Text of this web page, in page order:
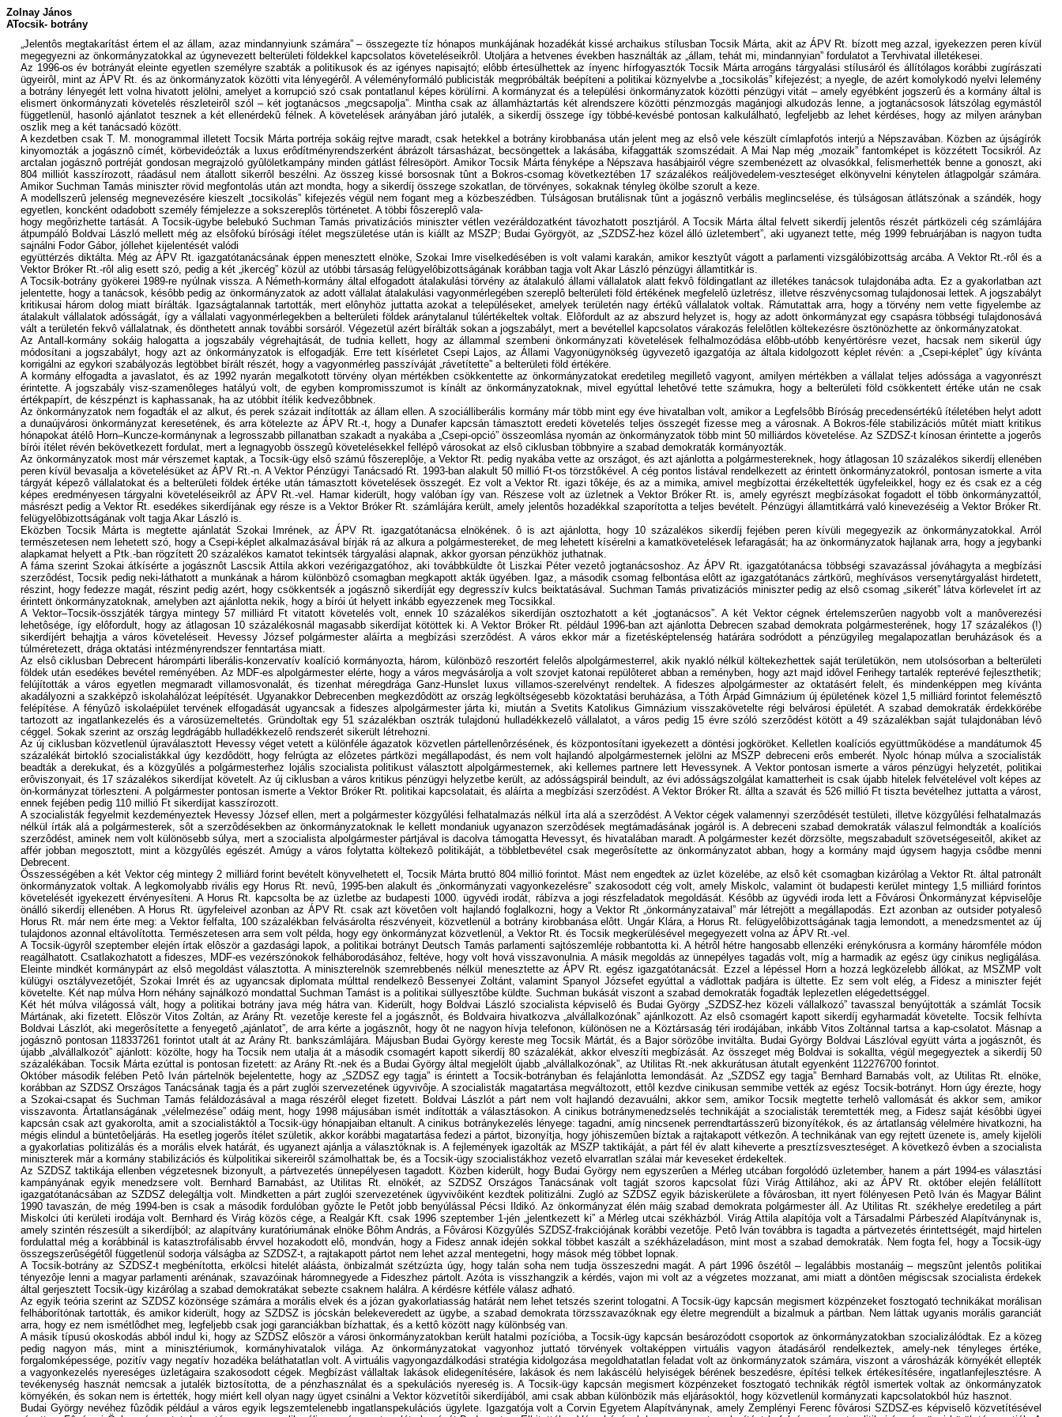
Zolnay János
ATocsik- botrány
„Jelentôs megtakarítást értem el az állam, azaz mindannyiunk számára” – összegezte tíz hónapos munkájának hozadékát kissé archaikus stílusban Tocsik Márta, akit az ÁPV Rt. bízott meg azzal, igyekezzen peren kívül
megegyezni az önkormányzatokkal az úgynevezett belterületi földekkel kapcsolatos követeléseikrôl. Utoljára a hetvenes években használták az „állam, tehát mi, mindannyian” fordulatot a Tervhivatal illetékesei.
Az 1996-os év botrányát eleinte egyetlen személyre szabták a politikusok és az igényes napisajtó; elôbb értesülhettek az ínyenc hírfogyasztók Tocsik Márta arrogáns tárgyalási stílusáról és állítólagos korábbi zugírászati
ügyeirôl, mint az ÁPV Rt. és az önkormányzatok közötti vita lényegérôl. A véleményformáló publicisták megpróbálták beépíteni a politikai köznyelvbe a „tocsikolás” kifejezést; a nyegle, de azért komolykodó nyelvi lelemény
a botrány lényegét lett volna hivatott jelölni, amelyet a korrupció szó csak pontatlanul képes körülírni. A kormányzat és a települési önkormányzatok közötti pénzügyi vitát – amely egyébként jogszerû és a kormány által is
elismert önkormányzati követelés részleteirôl szól – két jogtanácsos „megcsapolja”. Mintha csak az államháztartás két alrendszere közötti pénzmozgás magánjogi alkudozás lenne, a jogtanácsosok látszólag egymástól
függetlenül, hasonló ajánlatot tesznek a két ellenérdekû félnek. A követelések arányában járó jutalék, a sikerdíj összege így többé-kevésbé pontosan kalkulálható, legfeljebb az lehet kérdéses, hogy az milyen arányban
oszlik meg a két tanácsadó között.
A kezdetben csak T. M. monogrammal illetett Tocsik Márta portréja sokáig rejtve maradt, csak hetekkel a botrány kirobbanása után jelent meg az elsô vele készült címlapfotós interjú a Népszavában. Közben az újságírók
kinyomozták a jogásznô címét, körbevideózták a luxus erôdítményrendszerként ábrázolt társasházat, becsöngettek a lakásába, kifaggatták szomszédait. A Mai Nap még „mozaik” fantomképet is közzétett Tocsikról. Az
arctalan jogásznô portréját gondosan megrajzoló gyûlöletkampány minden gátlást félresöpört. Amikor Tocsik Márta fényképe a Népszava hasábjairól végre szembenézett az olvasókkal, felismerhették benne a gonoszt, aki
804 milliót kasszírozott, ráadásul nem átallott sikerrôl beszélni. Az összeg kissé borsosnak tûnt a Bokros-csomag következtében 17 százalékos reáljövedelem-veszteséget elkönyvelni kénytelen átlagpolgár számára.
Amikor Suchman Tamás miniszter rövid megfontolás után azt mondta, hogy a sikerdíj összege szokatlan, de törvényes, sokaknak tényleg ökölbe szorult a keze.
A modellszerû jelenség megnevezésére kieszelt „tocsikolás” kifejezés végül nem fogant meg a közbeszédben. Túlságosan brutálisnak tûnt a jogásznô verbális meglincselése, és túlságosan átlátszónak a szándék, hogy
egyetlen, koncként odadobott személy fémjelezze a sokszereplôs történetet. A többi fôszereplô vala-
hogy megôrizhette tartását. A Tocsik-ügybe belebukó Suchman Tamás privatizációs miniszter vétlen vezéráldozatként távozhatott posztjáról. A Tocsik Márta által felvett sikerdíj jelentôs részét pártközeli cég számlájára
átpumpáló Boldvai László mellett még az elsôfokú bírósági ítélet megszületése után is kiállt az MSZP; Budai Györgyöt, az „SZDSZ-hez közel álló üzletembert”, aki ugyanezt tette, még 1999 februárjában is nagyon tudta
sajnálni Fodor Gábor, jóllehet kijelentését valódi
együttérzés diktálta. Még az ÁPV Rt. igazgatótanácsának éppen menesztett elnöke, Szokai Imre viselkedésében is volt valami karakán, amikor kesztyût vágott a parlamenti vizsgálóbizottság arcába. A Vektor Rt.-rôl és a
Vektor Bróker Rt.-rôl alig esett szó, pedig a két „ikercég” közül az utóbbi társaság felügyelôbizottságának korábban tagja volt Akar László pénzügyi államtitkár is.
A Tocsik-botrány gyökerei 1989-re nyúlnak vissza. A Németh-kormány által elfogadott átalakulási törvény az átalakuló állami vállalatok alatt fekvô földingatlant az illetékes tanácsok tulajdonába adta. Ez a gyakorlatban azt
jelentette, hogy a tanácsok, késôbb pedig az önkormányzatok az adott vállalat átalakulási vagyonmérlegében szereplô belterületi föld értékének megfelelô üzletrész, illetve részvénycsomag tulajdonosai lettek. A jogszabályt
kritikusai három dolog miatt bírálták. Igazságtalannak tartották, mert elônyhöz juttatta azokat a településeket, amelyek területén nagy értékû vállalatok voltak. Rámutattak arra, hogy a törvény nem vette figyelembe az
átalakult vállalatok adósságát, így a vállalati vagyonmérlegekben a belterületi földek aránytalanul túlértékeltek voltak. Elôfordult az az abszurd helyzet is, hogy az adott önkormányzat egy csapásra többségi tulajdonosává
vált a területén fekvô vállalatnak, és dönthetett annak további sorsáról. Végezetül azért bírálták sokan a jogszabályt, mert a bevétellel kapcsolatos várakozás felelôtlen költekezésre ösztönözhette az önkormányzatokat.
Az Antall-kormány sokáig halogatta a jogszabály végrehajtását, de tudnia kellett, hogy az állammal szembeni önkormányzati követelések felhalmozódása elôbb-utóbb kenyértörésre vezet, hacsak nem sikerül úgy
módosítani a jogszabályt, hogy azt az önkormányzatok is elfogadják. Erre tett kísérletet Csepi Lajos, az Állami Vagyonügynökség ügyvezetô igazgatója az általa kidolgozott képlet révén: a „Csepi-képlet” úgy kívánta
korrigálni az egykori szabályozás legtöbbet bírált részét, hogy a vagyonmérleg passzíváját „rávetítette” a belterületi föld értékére.
A kormány elfogadta a javaslatot, és az 1992 nyarán megalkotott törvény olyan mértékben csökkentette az önkormányzatokat eredetileg megilletô vagyont, amilyen mértékben a vállalat teljes adóssága a vagyonrészt
érintette. A jogszabály visz-szamenôleges hatályú volt, de egyben kompromisszumot is kínált az önkormányzatoknak, mivel egyúttal lehetôvé tette számukra, hogy a belterületi föld csökkentett értéke után ne csak
értékpapírt, de készpénzt is kaphassanak, ha az utóbbit ítélik kedvezôbbnek.
Az önkormányzatok nem fogadták el az alkut, és perek százait indították az állam ellen. A szociálliberális kormány már több mint egy éve hivatalban volt, amikor a Legfelsôbb Bíróság precedensértékû ítéletében helyt adott
a dunaújvárosi önkormányzat keresetének, és arra kötelezte az ÁPV Rt.-t, hogy a Dunafer kapcsán támasztott eredeti követelés teljes összegét fizesse meg a városnak. A Bokros-féle stabilizációs mûtét miatt kritikus
hónapokat átélô Horn–Kuncze-kormánynak a legrosszabb pillanatban szakadt a nyakába a „Csepi-opció” összeomlása nyomán az önkormányzatok több mint 50 milliárdos követelése. Az SZDSZ-t kínosan érintette a jogerôs
bírói ítélet révén bekövetkezett fordulat, mert a legnagyobb összegû követelésekkel fellépô városokat az elsô ciklusban többnyire a szabad demokraták kormányozták.
Az önkormányzatok most már vérszemet kaptak, a Tocsik-ügy elsô számú fôszereplôje, a Vektor Rt. pedig nyakába vette az országot, és azt ajánlotta a polgármestereknek, hogy átlagosan 10 százalékos sikerdíj ellenében
peren kívül bevasalja a követelésüket az ÁPV Rt.-n. A Vektor Pénzügyi Tanácsadó Rt. 1993-ban alakult 50 millió Ft-os törzstôkével. A cég pontos listával rendelkezett az érintett önkormányzatokról, pontosan ismerte a vita
tárgyát képezô vállalatokat és a belterületi földek értéke után támasztott követelések összegét. Ez volt a Vektor Rt. igazi tôkéje, és az a mimika, amivel megbízottai érzékeltették ügyfeleikkel, hogy ez és csak ez a cég
képes eredményesen tárgyalni követeléseikrôl az ÁPV Rt.-vel. Hamar kiderült, hogy valóban így van. Részese volt az üzletnek a Vektor Bróker Rt. is, amely egyrészt megbízásokat fogadott el több önkormányzattól,
másrészt pedig a Vektor Rt. esedékes sikerdíjának egy része is a Vektor Bróker Rt. számlájára került, amely jelentôs hozadékkal szaporította a teljes bevételt. Pénzügyi államtitkárrá való kinevezéséig a Vektor Bróker Rt.
felügyelôbizottságának volt tagja Akar László is.
Eközben Tocsik Márta is megtette ajánlatát Szokai Imrének, az ÁPV Rt. igazgatótanácsa elnökének. ô is azt ajánlotta, hogy 10 százalékos sikerdíj fejében peren kívüli megegyezik az önkormányzatokkal. Arról
természetesen nem lehetett szó, hogy a Csepi-képlet alkalmazásával bírják rá az alkura a polgármestereket, de meg lehetett kísérelni a kamatkövetelések lefaragását; ha az önkormányzatok hajlanak arra, hogy a jegybanki
alapkamat helyett a Ptk.-ban rögzített 20 százalékos kamatot tekintsék tárgyalási alapnak, akkor gyorsan pénzükhöz juthatnak.
A fáma szerint Szokai átkísérte a jogásznôt Lascsik Attila akkori vezérigazgatóhoz, aki továbbküldte ôt Liszkai Péter vezetô jogtanácsoshoz. Az ÁPV Rt. igazgatótanácsa többségi szavazással jóváhagyta a megbízási
szerzôdést, Tocsik pedig neki-láthatott a munkának a három különbözô csomagban megkapott akták ügyében. Igaz, a második csomag felbontása elôtt az igazgatótanács zártkörû, meghívásos versenytárgyalást hirdetett,
részint, hogy fedezze magát, részint pedig azért, hogy csökkentsék a jogásznô sikerdíját egy degresszív kulcs beiktatásával. Suchman Tamás privatizációs miniszter pedig az elsô csomag „sikerét” látva körlevelet írt az
érintett önkormányzatoknak, amelyben azt ajánlotta nekik, hogy a bírói út helyett inkább egyezzenek meg Tocsikkal.
A Vektor–Tocsik-összjáték tárgya mintegy 57 milliárd Ft vitatott követelés volt, ennek 10 százalékos sikerdíján osztozhatott a két „jogtanácsos”. A két Vektor cégnek értelemszerûen nagyobb volt a manôverezési
lehetôsége, így elôfordult, hogy az átlagosan 10 százalékosnál magasabb sikerdíjat kötöttek ki. A Vektor Bróker Rt. például 1996-ban azt ajánlotta Debrecen szabad demokrata polgármesterének, hogy 17 százalékos (!)
sikerdíjért behajtja a város követeléseit. Hevessy József polgármester aláírta a megbízási szerzôdést. A város ekkor már a fizetésképtelenség határára sodródott a pénzügyileg megalapozatlan beruházások és a
túlméretezett, drága oktatási intézményrendszer fenntartása miatt.
Az elsô ciklusban Debrecent hárompárti liberális-konzervatív koalíció kormányozta, három, különbözô reszortért felelôs alpolgármesterrel, akik nyakló nélkül költekezhettek saját területükön, nem utolsósorban a belterületi
földek után esedékes bevétel reményében. Az MDF-es alpolgármester elérte, hogy a város megvásárolja a volt szovjet katonai repülôteret abban a reményben, hogy azt majd idôvel Ferihegy tartalék repterévé fejleszthetik;
felújították a város egyetlen megmaradt villamosvonalát, és tizenhat méregdrága Ganz-Hunslet luxus villamos-szerelvényt rendeltek. A fideszes alpolgármester az oktatásért felelt, és mindenképpen meg kívánta
akadályozni a szakképzô iskolahálózat leépítését. Ugyanakkor Debrecenben megkezdôdött az ország legköltségesebb közoktatási beruházása, a Tóth Árpád Gimnázium új épületének közel 1,5 milliárd forintot felemésztô
felépítése. A fényûzô iskolaépület tervének elfogadását ugyancsak a fideszes alpolgármester járta ki, miután a Svetits Katolikus Gimnázium visszakövetelte régi belvárosi épületét. A szabad demokraták érdekkörébe
tartozott az ingatlankezelés és a városüzemeltetés. Gründoltak egy 51 százalékban osztrák tulajdonú hulladékkezelô vállalatot, a város pedig 15 évre szóló szerzôdést kötött a 49 százalékban saját tulajdonában lévô
céggel. Sokak szerint az ország legdrágább hulladékkezelô rendszerét sikerült létrehozni.
Az új ciklusban közvetlenül újraválasztott Hevessy véget vetett a különféle ágazatok közvetlen pártellenôrzésének, és központosítani igyekezett a döntési jogköröket. Kelletlen koalíciós együttmûködése a mandátumok 45
százalékát birtokló szocialistákkal úgy kezdôdött, hogy felrúgta az elôzetes pártközi megállapodást, és nem volt hajlandó alpolgármesternek jelölni az MSZP debreceni erôs emberét. Nyolc hónap múlva a szocialisták
beadták a derekukat, és a közgyûlés a polgármesterhez lojális szocialista politikust választott alpolgármesternek, aki kellemes partnere lett Hevessynek. A Vektor pontosan ismerte a város pénzügyi helyzetét, politikai
erôviszonyait, és 17 százalékos sikerdíjat követelt. Az új ciklusban a város kritikus pénzügyi helyzetbe került, az adósságspirál beindult, az évi adósságszolgálat kamatterheit is csak újabb hitelek felvételével volt képes az
ön-kormányzat törleszteni. A polgármester pontosan ismerte a Vektor Bróker Rt. politikai kapcsolatait, és aláírta a megbízási szerzôdést. A Vektor Bróker Rt. állta a szavát és 526 millió Ft tiszta bevételhez juttatta a várost,
ennek fejében pedig 110 millió Ft sikerdíjat kasszírozott.
A szocialisták fegyelmit kezdeményeztek Hevessy József ellen, mert a polgármester közgyûlési felhatalmazás nélkül írta alá a szerzôdést. A Vektor cégek valamennyi szerzôdését testületi, illetve közgyûlési felhatalmazás
nélkül írták alá a polgármesterek, sôt a szerzôdésekben az önkormányzatoknak le kellett mondaniuk ugyanazon szerzôdések megtámadásának jogáról is. A debreceni szabad demokraták válaszul felmondták a koalíciós
szerzôdést, aminek nem volt különösebb súlya, mert a szocialista alpolgármester pártjával is dacolva támogatta Hevessyt, és hivatalában maradt. A polgármester kezét dörzsölte, megszabadult szövetségeseitôl, akiket az
affér jobban megosztott, mint a közgyûlés egészét. Amúgy a város folytatta költekezô politikáját, a többletbevétel csak megerôsítette az önkormányzatot abban, hogy a kormány majd úgysem hagyja csôdbe menni
Debrecent.
Összességében a két Vektor cég mintegy 2 milliárd forint bevételt könyvelhetett el, Tocsik Márta bruttó 804 millió forintot. Mást nem engedtek az üzlet közelébe, az elsô két csomagban kizárólag a Vektor Rt. által patronált
önkormányzatok voltak. A legkomolyabb rivális egy Horus Rt. nevû, 1995-ben alakult és „önkormányzati vagyonkezelésre” szakosodott cég volt, amely Miskolc, valamint öt budapesti kerület mintegy 1,5 milliárd forintos
követelését igyekezett érvényesíteni. A Horus Rt. kapcsolta be az üzletbe az budapesti 1000. ügyvédi irodát, rábízva a jogi részfeladatok megoldását. Késôbb az ügyvédi iroda lett a Fôvárosi Önkormányzat képviselôje
önálló sikerdíj ellenében. A Horus Rt. ügyfeleivel azonban az ÁPV Rt. csak azt követôen volt hajlandó foglalkozni, hogy a Vektor Rt „önkormányzataival” már létrejött a megállapodás. Ezt azonban az outsider potyalesô
Horus Rt. már nem érte meg: a Vektor felfalta, 100 százalékban felvásárolta részvényeit, közvetlenül a botrány kirobbanása elôtt. Ungár Klára, a Horus Rt. felügyelôbizottságának tagja lemondott, a menedzsmentet az új
tulajdonos azonnal eltávolította. Természetesen arra sem volt példa, hogy egy önkormányzat közvetlenül, a Vektor Rt. és Tocsik megkerülésével megegyezett volna az ÁPV Rt.-vel.
A Tocsik-ügyrôl szeptember elején írtak elôször a gazdasági lapok, a politikai botrányt Deutsch Tamás parlamenti sajtószemléje robbantotta ki. A hétrôl hétre hangosabb ellenzéki erénykórusra a kormány háromféle módon
reagálhatott. Csatlakozhatott a fideszes, MDF-es vezérszónokok felháborodásához, feltéve, hogy volt hová visszavonulnia. A másik megoldás az ünnepélyes tagadás volt, míg a harmadik az egész ügy cinikus negligálása.
Eleinte mindkét kormánypárt az elsô megoldást választotta. A miniszterelnök szemrebbenés nélkül menesztette az ÁPV Rt. egész igazgatótanácsát. Ezzel a lépéssel Horn a hozzá legközelebb állókat, az MSZMP volt
külügyi osztályvezetôjét, Szokai Imrét és az ugyancsak diplomata múlttal rendelkezô Bessenyei Zoltánt, valamint Spanyol Józsefet egyúttal a vádlottak padjára is ültette. Ez sem volt elég, a Fidesz a miniszter fejét
követelte. Két nap múlva Horn néhány sajnálkozó mondattal Suchman Tamást is a politikai süllyesztôbe küldte. Suchman bukását viszont a szabad demokraták fogadták leplezetlen elégedettséggel.
Két hét múlva világossá vált, hogy a politikai botrány java még hátra van. Kiderült, hogy Boldvai László szocialista képviselô és Budai György „SZDSZ-hez közeli vállalkozó” tavasszal benyújtották a számlát Tocsik
Mártának, aki fizetett. Elôször Vitos Zoltán, az Arány Rt. vezetôje kereste fel a jogásznôt, és Boldvaira hivatkozva „alvállalkozónak” ajánlkozott. Az elsô csomagért kapott sikerdíj egyharmadát követelte. Tocsik felhívta
Boldvai Lászlót, aki megerôsítette a fenyegetô „ajánlatot”, de arra kérte a jogásznôt, hogy ôt ne nagyon hívja telefonon, különösen ne a Köztársaság téri irodájában, inkább Vitos Zoltánnal tartsa a kap-csolatot. Másnap a
jogásznô pontosan 118337261 forintot utalt át az Arány Rt. bankszámlájára. Májusban Budai György kereste meg Tocsik Mártát, és a Bajor sörözôbe invitálta. Budai György Boldvai Lászlóval együtt várta a jogásznôt, és
újabb „alvállalkozót” ajánlott: közölte, hogy ha Tocsik nem utalja át a második csomagért kapott sikerdíj 80 százalékát, akkor elveszíti megbízását. Az összeget még Boldvai is sokallta, végül megegyeztek a sikerdíj 50
százalékában. Tocsik Márta ezúttal is pontosan fizetett: az Arány Rt.-nek és a Budai György által megjelölt újabb „alvállalkozónak”, az Utilitas Rt.-nek akkurátusan átutalt egyenként 112276700 forintot.
Október második felében Petô Iván pártelnök bejelentette, hogy az „SZDSZ egy tagja” is érintett a Tocsik-botrányban és felajánlotta lemondását. Az „SZDSZ egy tagja” Bernhard Barnabás volt, az Utilitas Rt. elnöke,
korábban az SZDSZ Országos Tanácsának tagja és a párt zuglói szervezetének ügyvivôje. A szocialisták magatartása megváltozott, ettôl kezdve cinikusan semmibe vették az egész Tocsik-botrányt. Horn úgy érezte, hogy
a Szokai-csapat és Suchman Tamás feláldozásával a maga részérôl eleget fizetett. Boldvai Lászlót a párt nem volt hajlandó dezavuálni, akkor sem, amikor Tocsik megtette terhelô vallomását és akkor sem, amikor
visszavonta. Ártatlanságának „vélelmezése” odáig ment, hogy 1998 májusában ismét indították a választásokon. A cinikus botránymenedzselés technikáját a szocialisták teremtették meg, a Fidesz saját késôbbi ügyei
kapcsán csak azt gyakorolta, amit a szocialistáktól a Tocsik-ügy hónapjaiban eltanult. A cinikus botránykezelés lényege: tagadni, amíg nincsenek perrendtartásszerû bizonyítékok, és az ártatlanság vélelmére hivatkozni, ha
mégis elindul a büntetôeljárás. Ha esetleg jogerôs ítélet születik, akkor korábbi magatartása fedezi a pártot, bizonyítja, hogy jóhiszemûen bíztak a rajtakapott vétkezôn. A technikának van egy rejtett üzenete is, amely kijelöli
a gyakorlatias politizálás és a morális elvek határát, és ugyanezt ajánlja a választóknak is. A fejlemények igazolták az MSZP taktikáját, a párt fél év alatt kiheverte a presztízsveszteséget. A következô évben a szocialista
miniszterek már a kormány stabilizációs és külpolitikai sikereirôl számolhattak be, és a Tocsik-ügy szocialistákhoz vezetô elvarratlan szálai már keveseket érdekeltek.
Az SZDSZ taktikája ellenben végzetesnek bizonyult, a pártvezetés ünnepélyesen tagadott. Közben kiderült, hogy Budai György nem egyszerûen a Mérleg utcában forgolódó üzletember, hanem a párt 1994-es választási
kampányának egyik menedzsere volt. Bernhard Barnabást, az Utilitas Rt. elnökét, az SZDSZ Országos Tanácsának volt tagját szoros kapcsolat fûzi Virág Attilához, aki az ÁPV Rt. október elején felállított
igazgatótanácsában az SZDSZ delegáltja volt. Mindketten a párt zuglói szervezetének ügyvivôiként kezdtek politizálni. Zugló az SZDSZ egyik báziskerülete a fôvárosban, itt nyert fölényesen Petô Iván és Magyar Bálint
1990 tavaszán, de még 1994-ben is csak a második fordulóban gyôzte le Petôt jobb benyúlással Pécsi Ildikó. Az önkormányzat élén máig szabad demokrata polgármester áll. Az Utilitas Rt. székhelye eredetileg a párt
Miskolci úti kerületi irodája volt. Bernhard és Virág közös cége, a Realgár Kft. csak 1996 szeptember 1-jén „jelentkezett ki” a Mérleg utcai székházból. Virág Attila alapítója volt a Társadalmi Párbeszéd Alapítványnak is,
amely szintén részesült a sikerdíjból; az alapítvány kuratóriumának elnöke Bôhm András, a Fôvárosi Közgyûlés SZDSZ-frakciójának korábbi vezetôje. Petô Iván továbbra is tagadta a pártvezetés érintettségét, majd hirtelen
fordulattal még a korábbinál is katasztrofálisabb érvvel hozakodott elô, mondván, hogy a Fidesz annak idején sokkal többet kaszált a székházeladáson, mint most a szabad demokraták. Nem fogta fel, hogy a Tocsik-ügy
összegszerûségétôl függetlenül sodorja válságba az SZDSZ-t, a rajtakapott pártot nem lehet azzal mentegetni, hogy mások még többet lopnak.
A Tocsik-botrány az SZDSZ-t megbénította, erkölcsi hitelét aláásta, önbizalmát szétzúzta úgy, hogy talán soha nem tudja összeszedni magát. A párt 1996 ôszétôl – legalábbis mostanáig – megszûnt jelentôs politikai
tényezôje lenni a magyar parlamenti arénának, szavazóinak háromnegyede a Fideszhez pártolt. Azóta is visszhangzik a kérdés, vajon mi volt az a végzetes mozzanat, ami miatt a döntôen mégiscsak szocialista érdekek
által gerjesztett Tocsik-ügy kizárólag a szabad demokratákat sebezte csaknem halálra. A kérdésre kétféle válasz adható.
Az egyik teória szerint az SZDSZ közönsége számára a morális elvek és a józan gyakorlatiasság határát nem lehet tetszés szerint tologatni. A Tocsik-ügy kapcsán megismert közpénzeket fosztogató technikákat morálisan
felháborítónak tartották, és amikor kiderült, hogy az SZDSZ is jócskán belekeveredett az ügybe, a szabad demokrata törzsszavazóknak egy életre megrendült a bizalmuk a pártban. Nem láttak ugyanis morális garanciát
arra, hogy ez nem ismétlôdhet meg, legfeljebb csak jogi garanciákban bízhattak, és a kettô között nagy különbség van.
A másik típusú okoskodás abból indul ki, hogy az SZDSZ elôször a városi önkormányzatokban került hatalmi pozícióba, a Tocsik-ügy kapcsán besározódott csoportok az önkormányzatokban szocializálódtak. Ez a közeg
pedig nagyon más, mint a minisztériumok, kormányhivatalok világa. Az önkormányzatokat vagyonhoz juttató törvények voltaképpen virtuális vagyon átadásáról rendelkeztek, amely-nek tényleges értéke,
forgalomképessége, pozitív vagy negatív hozadéka beláthatatlan volt. A virtuális vagyongazdálkodási stratégia kidolgozása megoldhatatlan feladat volt az önkormányzatok számára, viszont a városházák környékét ellepték
a vagyonkezelés nyereséges üzletágaira szakosodott cégek. Megbízást vállaltak lakások elidegenítésére, lakások és nem lakáscélú helyiségek bérének beszedésre, építési telkek értékesítésére, ingatlanfejlesztésre. A
tevékenység hasznát nemcsak a jutalék biztosította, de a pénzhasználat és a spekulációs nyereség is. A Tocsik-ügy kapcsán megismert közpénzeket fosztogató technikák régtôl ismertek voltak az önkormányzatok
környékén, és sokan nem is értették, hogy miért kell olyan nagy ügyet csinálni a Vektor közvetítôi sikerdíjából, ami csak abban különbözik más eljárásoktól, hogy közvetlenül kormányzati kapcsolatokból húz hasznot.
Budai György nevéhez fûzôdik például a város egyik legszemtelenebb ingatlanspekulációs ügylete. Igazgatója volt a Corvin Egyetem Alapítványnak, amely Zemplényi Ferenc fôvárosi SZDSZ-es képviselô közvetítésével